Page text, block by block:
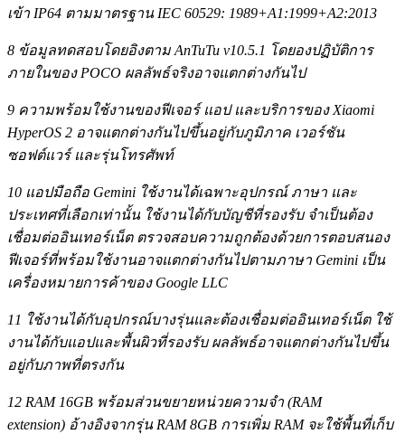
เข้า IP64 ตามมาตรฐาน IEC 60529: 1989+A1:1999+A2:2013
8 ข้อมูลทดสอบโดยอิงตาม AnTuTu v10.5.1 โดยองปฏิบัติการ
ภายในของ POCO ผลลัพธ์จริงอาจแตกต่างกันไป
9 ความพร้อมใช้งานของฟีเจอร์ แอป และบริการของ Xiaomi
HyperOS 2 อาจแตกต่างกันไปขึ้นอยู่กับภูมิภาค เวอร์ชัน
ซอฟต์แวร์ และรุ่นโทรศัพท์
10 แอปมือถือ Gemini ใช้งานได้เฉพาะอุปกรณ์ ภาษา และ
ประเทศที่เลือกเท่านั้น ใช้งานได้กับบัญชีที่รองรับ จำเป็นต้อง
เชื่อมต่ออินเทอร์เน็ต ตรวจสอบความถูกต้องด้วยการตอบสนอง
ฟีเจอร์ที่พร้อมใช้งานอาจแตกต่างกันไปตามภาษา Gemini เป็น
เครื่องหมายการค้าของ Google LLC
11 ใช้งานได้กับอุปกรณ์บางรุ่นและต้องเชื่อมต่ออินเทอร์เน็ต ใช้
งานได้กับแอปและพื้นผิวที่รองรับ ผลลัพธ์อาจแตกต่างกันไปขึ้น
อยู่กับภาพที่ตรงกัน
12 RAM 16GB พร้อมส่วนขยายหน่วยความจำ (RAM
extension) อ้างอิงจากรุ่น RAM 8GB การเพิ่ม RAM จะใช้พื้นที่เก็บ